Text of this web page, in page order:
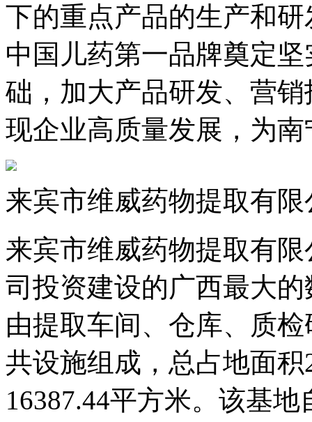
下的重点产品的生产和研
中国儿药第一品牌奠定
础，加大产品研发、
现企业高质量发展，
来宾市维威药物提取有限
来宾市维威药物提取有
司投资建设的广西最大的
由提取车间、仓库、
共设施组成，总占地面
16387.44平方米。该基地